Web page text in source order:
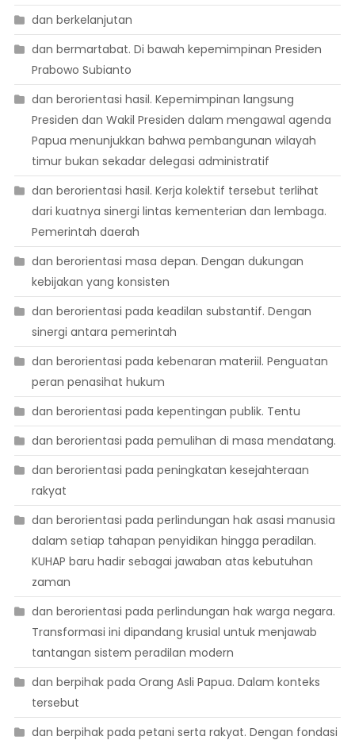
dan berkelanjutan
dan bermartabat. Di bawah kepemimpinan Presiden
Prabowo Subianto
dan berorientasi hasil. Kepemimpinan langsung
Presiden dan Wakil Presiden dalam mengawal agenda
Papua menunjukkan bahwa pembangunan wilayah
timur bukan sekadar delegasi administratif
dan berorientasi hasil. Kerja kolektif tersebut terlihat
dari kuatnya sinergi lintas kementerian dan lembaga.
Pemerintah daerah
dan berorientasi masa depan. Dengan dukungan
kebijakan yang konsisten
dan berorientasi pada keadilan substantif. Dengan
sinergi antara pemerintah
dan berorientasi pada kebenaran materiil. Penguatan
peran penasihat hukum
dan berorientasi pada kepentingan publik. Tentu
dan berorientasi pada pemulihan di masa mendatang.
dan berorientasi pada peningkatan kesejahteraan
rakyat
dan berorientasi pada perlindungan hak asasi manusia
dalam setiap tahapan penyidikan hingga peradilan.
KUHAP baru hadir sebagai jawaban atas kebutuhan
zaman
dan berorientasi pada perlindungan hak warga negara.
Transformasi ini dipandang krusial untuk menjawab
tantangan sistem peradilan modern
dan berpihak pada Orang Asli Papua. Dalam konteks
tersebut
dan berpihak pada petani serta rakyat. Dengan fondasi